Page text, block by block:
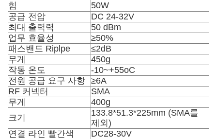
힘
50W
공급 전압
DC 24-32V
최대 출력력
50 dBm
업무 효율성
≥50%
패스밴드 Riplpe
≤2dB
무게
450g
작동 온도
-10~+55oC
전원 공급 요구 사항 ≥6A
RF 커넥터
SMA
무게
400g
크기
133.8*51.3*225mm (SMA를
제외)
연결 라인 빨간색
DC28-30V